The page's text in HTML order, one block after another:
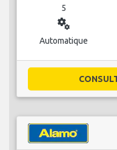
5
miscellaneous_services
Automatique